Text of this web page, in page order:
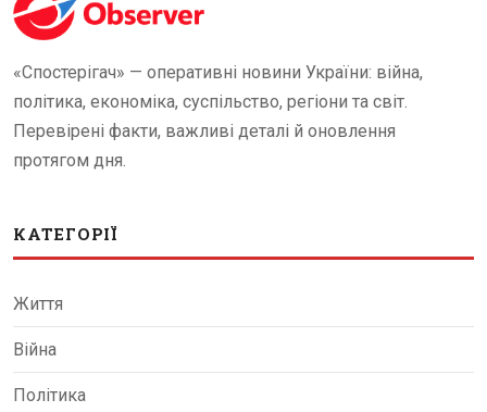
«Спостерігач» — оперативні новини України: війна,
політика, економіка, суспільство, регіони та світ.
Перевірені факти, важливі деталі й оновлення
протягом дня.
КАТЕГОРІЇ
Життя
Війна
Політика